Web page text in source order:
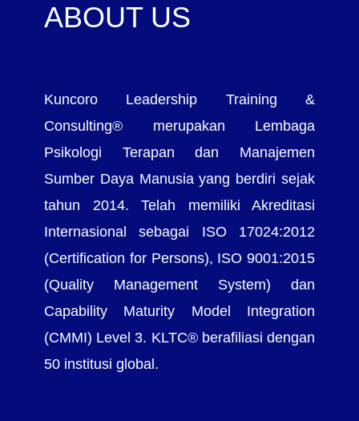
ABOUT US
Kuncoro Leadership Training &
Consulting® merupakan Lembaga
Psikologi Terapan dan Manajemen
Sumber Daya Manusia yang berdiri sejak
tahun 2014. Telah memiliki Akreditasi
Internasional sebagai ISO 17024:2012
(Certification for Persons), ISO 9001:2015
(Quality Management System) dan
Capability Maturity Model Integration
(CMMI) Level 3. KLTC® berafiliasi dengan
50 institusi global.